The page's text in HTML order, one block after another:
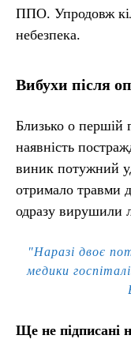
ППО. Упродовж
небезпека.
Вибухи після
Близько о першій
наявність
виник потужний
отримало травми
одразу вирушили
"Наразі двоє
медики
Ще не підписані